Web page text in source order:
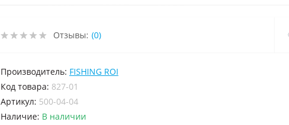
Отзывы: (0)
Производитель: FISHING ROI
код товара: 827-01
Артикул: 500-04-04
Наличие: В наличии